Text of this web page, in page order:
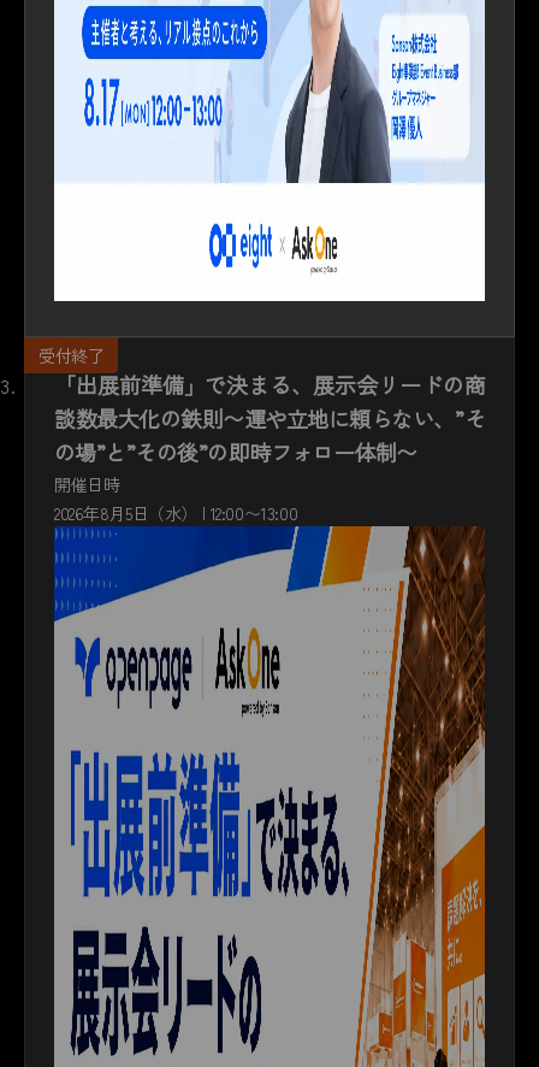
「出展前準備」で決まる、展示会リードの商
談数最大化の鉄則〜運や立地に頼らない、”そ
の場”と”その後”の即時フォロー体制〜
開催日時
2026年8月5日（水） | 12:00〜13:00